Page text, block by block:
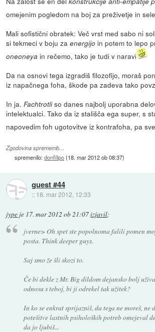
omejenim pogledom na boj za preživetje in
Mali sofistični obratek: Več vrst med sabo ni
si tekmeci v boju zaenergijo in potem to lepo
oneoneya in rečemo, tako je tudi v naravi
Da na osnovi tega izgradiš filozofijo, moraš
iz napačnega foha, škode pa zadeva tako
In ja.Fachtrotliso danes najbolj uporabna
intelektualci. Tako da iz stališča ega super, s
napovedim foh ugotovitve iz kontrafoha, pa
Zgodovina sprememb…
spremenilo:donfilipo(18. mar 2012 ob 08:37)
guest #44
:: 18. mar 2012, 12:33
jype je 17. mar 2012 ob 21:07izjavil:
jverne> Oh spet ste popolnoma falili pomen
posta. Think deeper guys.
Saj smo že šli skozi to.
Če bi dekle z Mr. Big dildom dejansko bolj
odnosu s teboj, bi ji odrekel tak užitek?
In ko se enkrat sprijazniš, da tega ne moreš, ne
potešitve lastnih psiholoških potreb omejeval
da jo ljubiš...